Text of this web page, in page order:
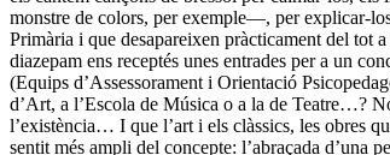
monstre de colors, per exemple—, per explicar-
Primària i que desapareixen pràcticament del tot
diazepam ens receptés unes entrades per a un
(Equips d’Assessorament i Orientació
d’Art, a l’Escola de Música o a la de Teatre…?
l’existència… I que l’art i els clàssics, les obres
sentit més ampli del concepte: l’abraçada d’una